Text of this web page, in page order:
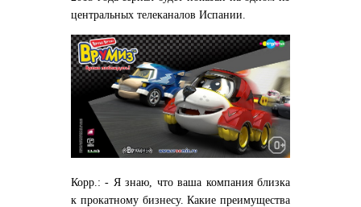
центральных телеканалов Испании.
Корр.: - Я знаю, что ваша компания близка
к прокатному бизнесу. Какие преимущества